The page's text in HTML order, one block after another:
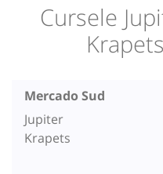
Cursele
Mercado Sud
Jupiter
Krapets